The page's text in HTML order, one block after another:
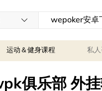
运动＆健身课程 私
俱乐部 外